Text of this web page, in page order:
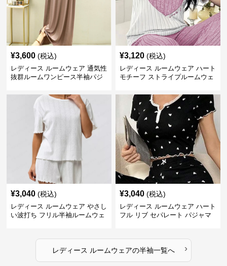
¥3,600 (税込)
レディース ルームウェア 通気性
抜群ルームワンピース半袖パジ
¥3,120 (税込)
レディース ルームウェア ハート
モチーフ ストライプルームウェ
¥3,040 (税込)
レディース ルームウェア やさし
い波打ち フリル半袖ルームウェ
¥3,040 (税込)
レディース ルームウェア ハート
フル リブ セパレート パジャマ
レディース ルームウェアの半袖一覧へ ›